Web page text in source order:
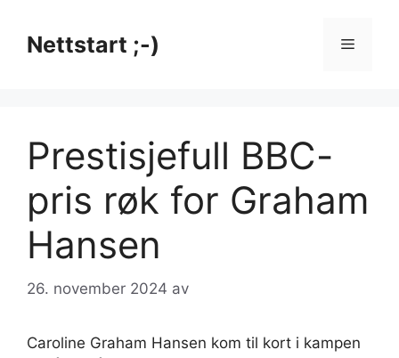
innholdNettstart ;-) Meny
Prestisjefull BBC-
pris røk for Graham
Hansen
26. november 2024 av
Caroline Graham Hansen kom til kort i kampen